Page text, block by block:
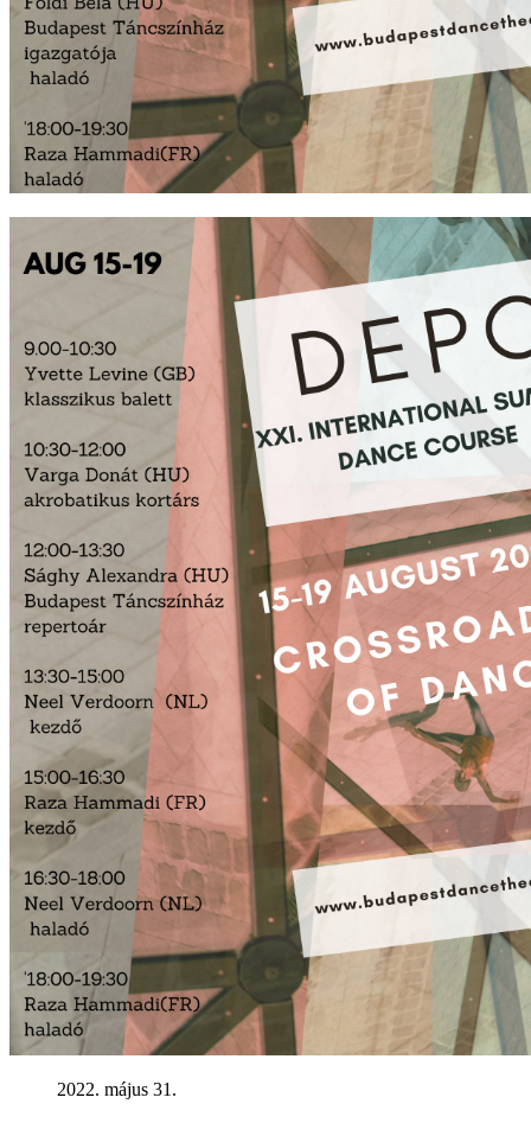
2022. május 31.